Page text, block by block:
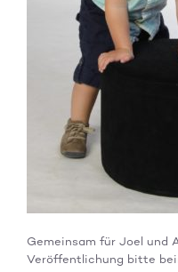
Gemeinsam für Joel und
Veröffentlichung bitte